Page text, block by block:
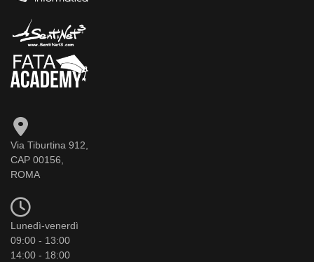
Via Tiburtina 912,
CAP 00156,
ROMA
Lunedì-venerdì
09:00 - 13:00
14:00 - 18:00